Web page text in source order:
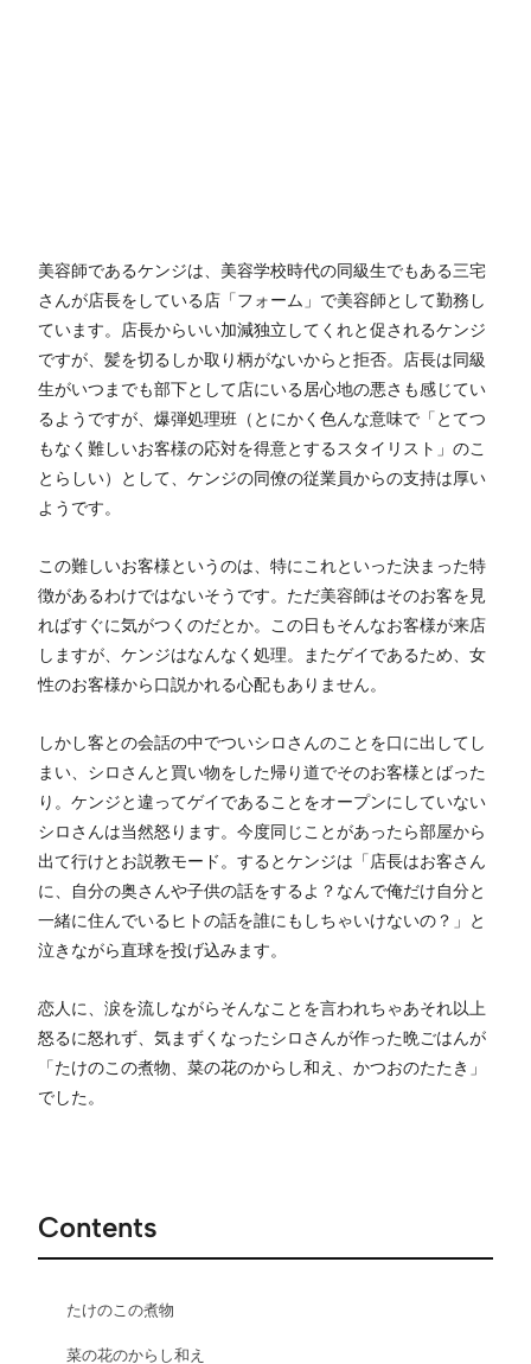
美容師であるケンジは、美容学校時代の同級生でもある三宅
さんが店長をしている店「フォーム」で美容師として勤務し
ています。店長からいい加減独立してくれと促されるケンジ
ですが、髪を切るしか取り柄がないからと拒否。店長は同級
生がいつまでも部下として店にいる居心地の悪さも感じてい
るようですが、爆弾処理班（とにかく色んな意味で「とてつ
もなく難しいお客様の応対を得意とするスタイリスト」のこ
とらしい）として、ケンジの同僚の従業員からの支持は厚い
ようです。
この難しいお客様というのは、特にこれといった決まった特
徴があるわけではないそうです。ただ美容師はそのお客を見
ればすぐに気がつくのだとか。この日もそんなお客様が来店
しますが、ケンジはなんなく処理。またゲイであるため、女
性のお客様から口説かれる心配もありません。
しかし客との会話の中でついシロさんのことを口に出してし
まい、シロさんと買い物をした帰り道でそのお客様とばった
り。ケンジと違ってゲイであることをオープンにしていない
シロさんは当然怒ります。今度同じことがあったら部屋から
出て行けとお説教モード。するとケンジは「店長はお客さん
に、自分の奥さんや子供の話をするよ？なんで俺だけ自分と
一緒に住んでいるヒトの話を誰にもしちゃいけないの？」と
泣きながら直球を投げ込みます。
恋人に、涙を流しながらそんなことを言われちゃあそれ以上
怒るに怒れず、気まずくなったシロさんが作った晩ごはんが
「たけのこの煮物、菜の花のからし和え、かつおのたたき」
でした。
Contents
たけのこの煮物
菜の花のからし和え